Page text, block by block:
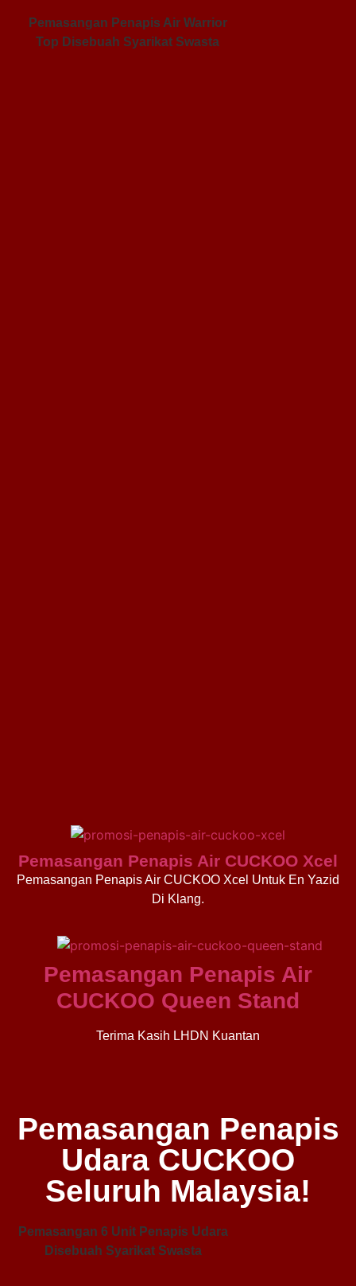
Pemasangan Penapis Air Warrior
Top Disebuah Syarikat Swasta
Pemasangan Penapis Air CUCKOO Xcel
Pemasangan Penapis Air CUCKOO Xcel Untuk En Yazid
Di Klang.
Pemasangan Penapis Air
CUCKOO Queen Stand
Terima Kasih LHDN Kuantan
Pemasangan Penapis
Udara CUCKOO
Seluruh Malaysia!
Pemasangan 6 Unit Penapis Udara
Disebuah Syarikat Swasta